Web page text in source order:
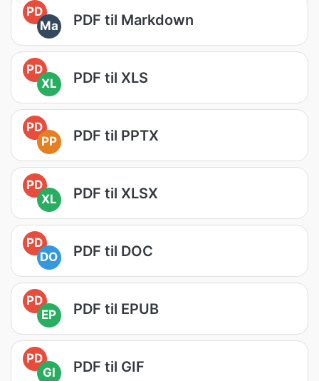
PD
Ma
PDF til Markdown
PD
XL
PDF til XLS
PD
PP
PDF til PPTX
PD
XL
PDF til XLSX
PD
DO
PDF til DOC
PD
EP
PDF til EPUB
PD
GI
PDF til GIF